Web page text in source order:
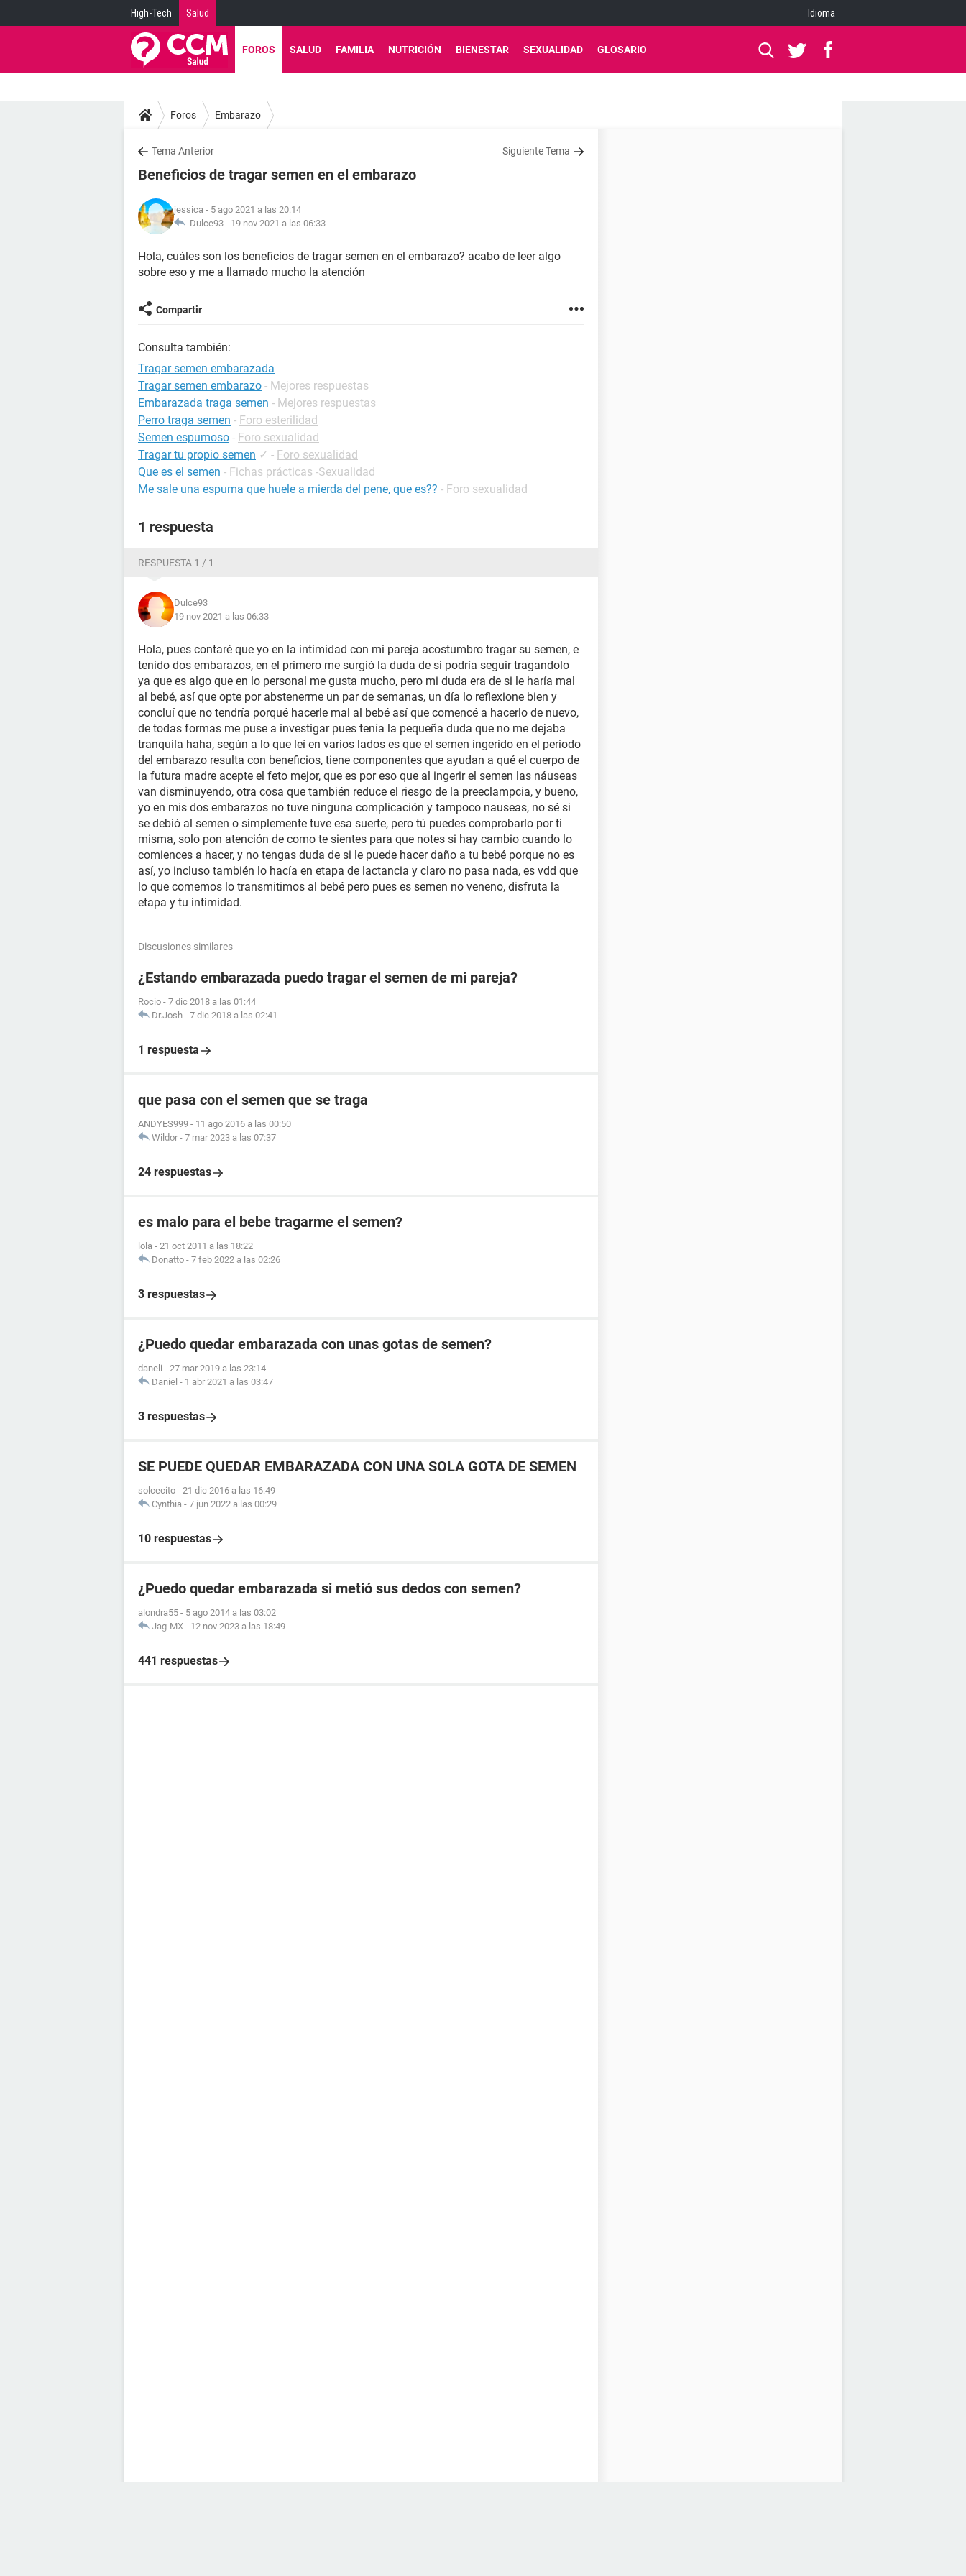
High-Tech Salud Idioma
FOROS SALUD FAMILIA NUTRICIÓN BIENESTAR SEXUALIDAD GLOSARIO
Foros Embarazo
Tema Anterior Siguiente Tema
Beneficios de tragar semen en el embarazo
jessica - 5 ago 2021 a las 20:14
Dulce93 - 19 nov 2021 a las 06:33
Hola, cuáles son los beneficios de tragar semen en el embarazo? acabo de leer algo
sobre eso y me a llamado mucho la atención
Compartir
Consulta también:
Tragar semen embarazada
Tragar semen embarazo - Mejores respuestas
Embarazada traga semen - Mejores respuestas
Perro traga semen - Foro esterilidad
Semen espumoso - Foro sexualidad
Tragar tu propio semen ✓ - Foro sexualidad
Que es el semen - Fichas prácticas -Sexualidad
Me sale una espuma que huele a mierda del pene, que es?? - Foro sexualidad
1 respuesta
RESPUESTA 1 / 1
Dulce93
19 nov 2021 a las 06:33
Hola, pues contaré que yo en la intimidad con mi pareja acostumbro tragar su semen, e
tenido dos embarazos, en el primero me surgió la duda de si podría seguir tragandolo
ya que es algo que en lo personal me gusta mucho, pero mi duda era de si le haría mal
al bebé, así que opte por abstenerme un par de semanas, un día lo reflexione bien y
concluí que no tendría porqué hacerle mal al bebé así que comencé a hacerlo de nuevo,
de todas formas me puse a investigar pues tenía la pequeña duda que no me dejaba
tranquila haha, según a lo que leí en varios lados es que el semen ingerido en el periodo
del embarazo resulta con beneficios, tiene componentes que ayudan a qué el cuerpo de
la futura madre acepte el feto mejor, que es por eso que al ingerir el semen las náuseas
van disminuyendo, otra cosa que también reduce el riesgo de la preeclampcia, y bueno,
yo en mis dos embarazos no tuve ninguna complicación y tampoco nauseas, no sé si
se debió al semen o simplemente tuve esa suerte, pero tú puedes comprobarlo por ti
misma, solo pon atención de como te sientes para que notes si hay cambio cuando lo
comiences a hacer, y no tengas duda de si le puede hacer daño a tu bebé porque no es
así, yo incluso también lo hacía en etapa de lactancia y claro no pasa nada, es vdd que
lo que comemos lo transmitimos al bebé pero pues es semen no veneno, disfruta la
etapa y tu intimidad.
Discusiones similares
¿Estando embarazada puedo tragar el semen de mi pareja?
Rocio - 7 dic 2018 a las 01:44
Dr.Josh - 7 dic 2018 a las 02:41
1 respuesta
que pasa con el semen que se traga
ANDYES999 - 11 ago 2016 a las 00:50
Wildor - 7 mar 2023 a las 07:37
24 respuestas
es malo para el bebe tragarme el semen?
lola - 21 oct 2011 a las 18:22
Donatto - 7 feb 2022 a las 02:26
3 respuestas
¿Puedo quedar embarazada con unas gotas de semen?
daneli - 27 mar 2019 a las 23:14
Daniel - 1 abr 2021 a las 03:47
3 respuestas
SE PUEDE QUEDAR EMBARAZADA CON UNA SOLA GOTA DE SEMEN
solcecito - 21 dic 2016 a las 16:49
Cynthia - 7 jun 2022 a las 00:29
10 respuestas
¿Puedo quedar embarazada si metió sus dedos con semen?
alondra55 - 5 ago 2014 a las 03:02
Jag-MX - 12 nov 2023 a las 18:49
441 respuestas